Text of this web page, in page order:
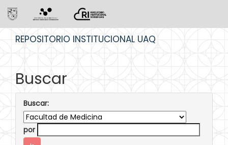
REPOSITORIO INSTITUCIONAL UAQ
Buscar
Buscar:
por